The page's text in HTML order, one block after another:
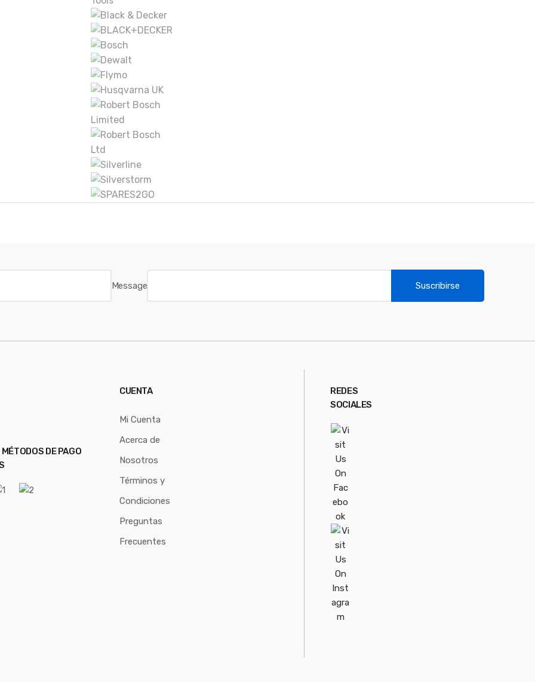
Message Suscribirse
DE PAGO
CUENTA
Mi Cuenta
Acerca de
Nosotros
Términos y
Condiciones
Preguntas
Frecuentes
REDES
SOCIALES